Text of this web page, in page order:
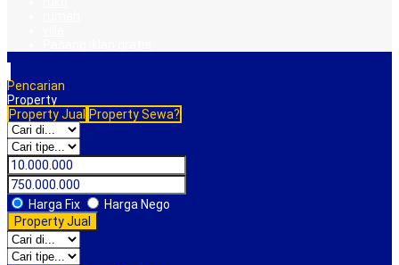
Pencarian
Property
Property Jual Property Sewa?
Harga Fix
Harga Nego
Property Jual